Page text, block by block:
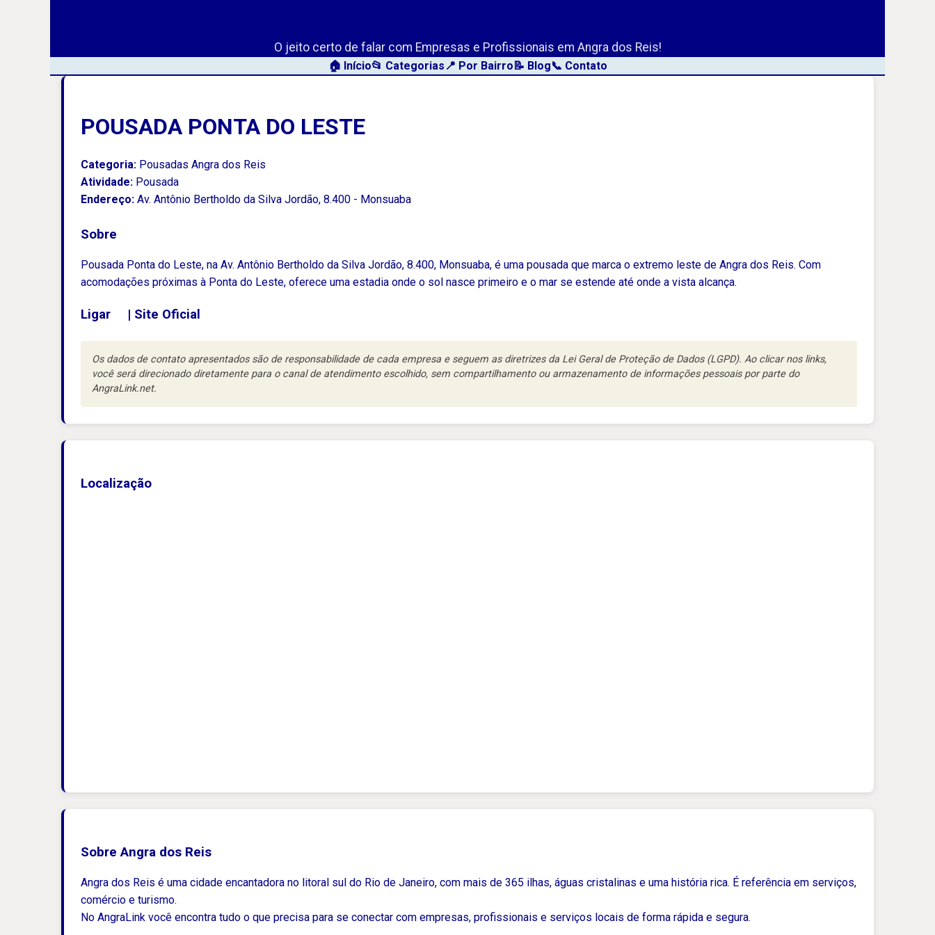
O jeito certo de falar com Empresas e Profissionais em Angra dos Reis!
🏠 Início📂 Categorias 📍 Por Bairro📝 Blog📞 Contato
POUSADA PONTA DO LESTE
Categoria: Pousadas Angra dos Reis
Atividade: Pousada
Endereço: Av. Antônio Bertholdo da Silva Jordão, 8.400 - Monsuaba
Sobre
Pousada Ponta do Leste, na Av. Antônio Bertholdo da Silva Jordão, 8.400, Monsuaba, é uma pousada que marca o extremo leste de Angra dos Reis. Com
acomodações próximas à Ponta do Leste, oferece uma estadia onde o sol nasce primeiro e o mar se estende até onde a vista alcança.
Ligar | Site Oficial
Os dados de contato apresentados são de responsabilidade de cada empresa e seguem as diretrizes da Lei Geral de Proteção de Dados (LGPD). Ao clicar nos links,
você será direcionado diretamente para o canal de atendimento escolhido, sem compartilhamento ou armazenamento de informações pessoais por parte do
AngraLink.net.
Localização
Sobre Angra dos Reis
Angra dos Reis é uma cidade encantadora no litoral sul do Rio de Janeiro, com mais de 365 ilhas, águas cristalinas e uma história rica. É referência em serviços,
comércio e turismo.
No AngraLink você encontra tudo o que precisa para se conectar com empresas, profissionais e serviços locais de forma rápida e segura.